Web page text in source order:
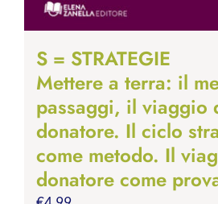
S = STRATEGIE
Mettere a terra: il
passaggi, il viaggio
donatore. Il ciclo
come metodo. Il
donatore come